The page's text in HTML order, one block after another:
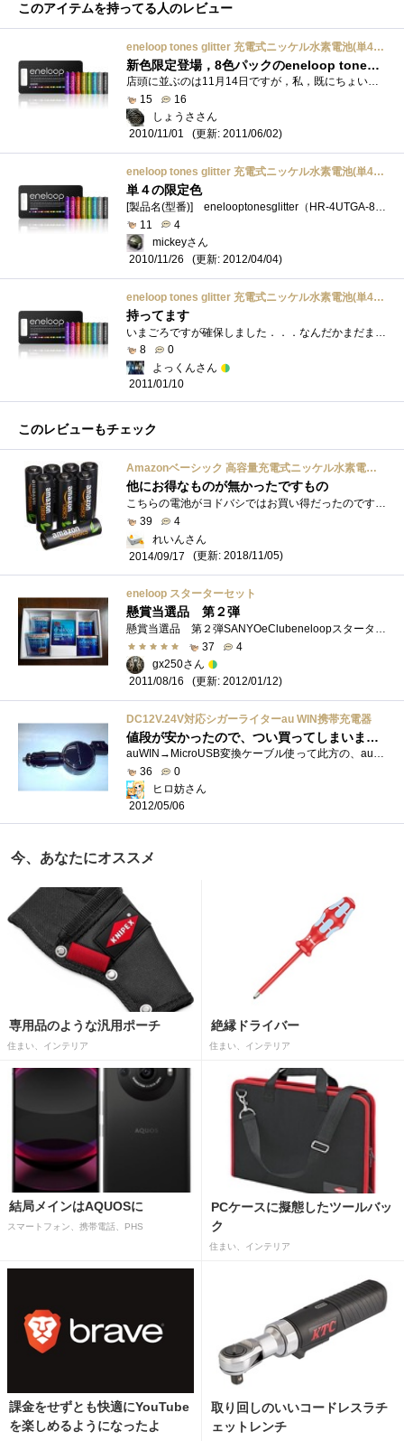
このアイテムを持ってる人のレビュー
eneloop tones glitter 充電式ニッケル水素電池(単4形8色カラーパック) HR-4UTGA-8SL
新色限定登場，8色パックのeneloop tones今度はキラっ！ 待望の単４登場でまた2パックおさえました／10万パックもあるけど(笑)
店頭に並ぶのは11月14日ですが，私，既にちょいフライングですが，しかし，もう2パック買ったので早速登録っ！昨年12月に，zigsow一番乗りにてもg...
15
16
しょうささん
2010/11/01
(更新: 2011/06/02)
eneloop tones glitter 充電式ニッケル水素電池(単4形8色カラーパック) HR-4UTGA-8SL
単４の限定色
[製品名(型番)] enelooptonesglitter（HR-4UTGA-8SL）[購入経緯] eneloopの単４の限定色は無かったので購入[使用感] 今まで単３の限定色はあったのですが�...
11
4
mickeyさん
2010/11/26
(更新: 2012/04/04)
eneloop tones glitter 充電式ニッケル水素電池(単4形8色カラーパック) HR-4UTGA-8SL
持ってます
8
0
よっくんさん
2011/01/10
このレビューもチェック
Amazonベーシック 高容量充電式ニッケル水素電池単3形8個パック(充電済み、最小容量 2400mAh、約500回使用可能)
他にお得なものが無かったですもの
こちらの電池がヨドバシではお買い得だったのですがとうとう在庫が無くなったのか見当たらなくなってしまいました。いろいろ探してみたので�...
39
4
れいんさん
2014/09/17
(更新: 2018/11/05)
eneloop スターターセット
懸賞当選品 第２弾
懸賞当選品 第２弾SANYOeClubeneloopスターターセットが当選した。確か当選人数50人。これは本当に嬉しかった。懸賞のいいところは忘れた頃に届く�...
37
4
gx250さん
2011/08/16
(更新: 2012/01/12)
DC12V.24V対応シガーライターau WIN携帯充電器
値段が安かったので、つい買ってしまいました。第3弾
auWIN→MicroUSB変換ケーブル使って此方の、auIS12Tの充電に使います。パッケージ外見カーバッテリーで充電出来るし、リール巻き取り式ですのでケー...
36
0
ヒロ妨さん
2012/05/06
今、あなたにオススメ
専用品のような汎用ポーチ
住まい、インテリア
絶縁ドライバー
住まい、インテリア
結局メインはAQUOSに
スマートフォン、携帯電話、PHS
PCケースに擬態したツールバッ
ク
住まい、インテリア
課金をせずとも快適にYouTube
を楽しめるようになったよ
取り回しのいいコードレスラチ
ェットレンチ